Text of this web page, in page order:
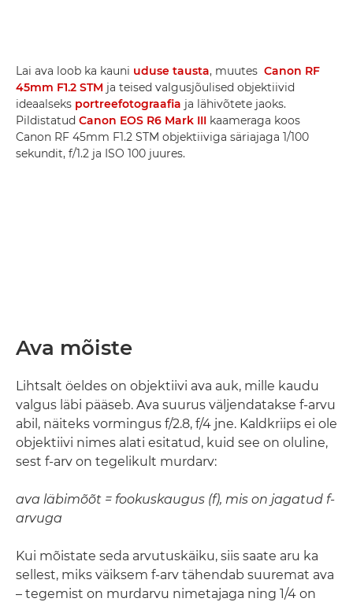
Lai ava loob ka kauni uduse tausta, muutes Canon RF
45mm F1.2 STM ja teised valgusjõulised objektiivid
ideaalseks portreefotograafia ja lähivõtete jaoks.
Pildistatud Canon EOS R6 Mark III kaameraga koos
Canon RF 45mm F1.2 STM objektiiviga säriajaga 1/100
sekundit, f/1.2 ja ISO 100 juures.
Ava mõiste
Lihtsalt öeldes on objektiivi ava auk, mille kaudu
valgus läbi pääseb. Ava suurus väljendatakse f-arvu
abil, näiteks vormingus f/2.8, f/4 jne. Kaldkriips ei ole
objektiivi nimes alati esitatud, kuid see on oluline,
sest f-arv on tegelikult murdarv:
ava läbimõõt = fookuskaugus (f), mis on jagatud f-
arvuga
Kui mõistate seda arvutuskäiku, siis saate aru ka
sellest, miks väiksem f-arv tähendab suuremat ava
– tegemist on murdarvu nimetajaga ning 1/4 on